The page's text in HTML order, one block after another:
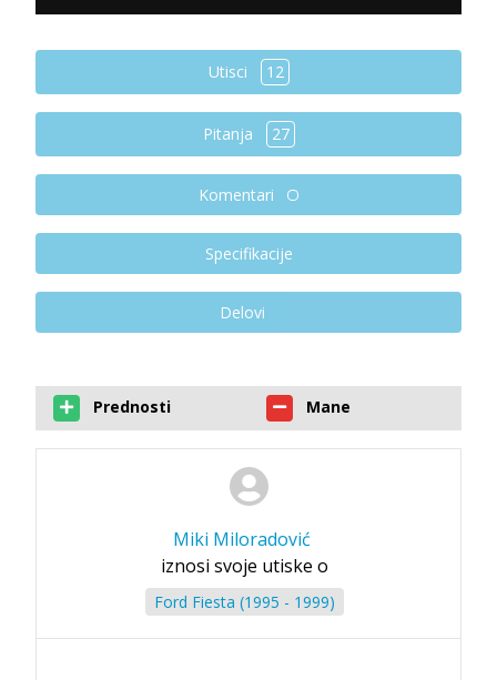
Utisci 12
Pitanja 27
Komentari
Specifikacije
Delovi
Prednosti Mane
Miki Miloradović
iznosi svoje utiske o
Ford Fiesta (1995 - 1999)